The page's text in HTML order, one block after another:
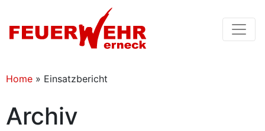
Home » Einsatzbericht
Archiv